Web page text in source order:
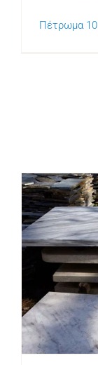
Πέτρωμα 10